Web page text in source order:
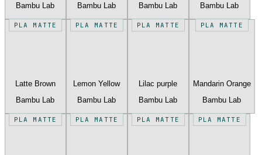
Bambu Lab
Bambu Lab
Bambu Lab
Bambu Lab
PLA MATTE
Latte Brown
Bambu Lab
PLA MATTE
Lemon Yellow
Bambu Lab
PLA MATTE
Lilac purple
Bambu Lab
PLA MATTE
Mandarin Orange
Bambu Lab
PLA MATTE PLA MATTE PLA MATTE PLA MATTE